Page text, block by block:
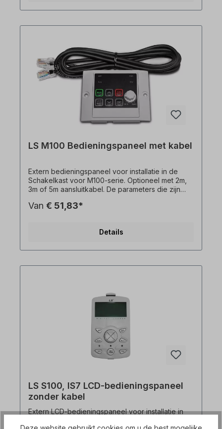
LS M100 Bedieningspaneel met kabel
Extern bedieningspaneel voor installatie in de
Schakelkast voor M100-serie. Optioneel met 2m,
3m of 5m aansluitkabel. De parameters die zijn
geconverteerd naar omvormer van dezelfde
Van € 51,83*
Details
LS S100, IS7 LCD-bedieningspaneel
zonder kabel
Extern LCD-bedieningspaneel voor installatie in